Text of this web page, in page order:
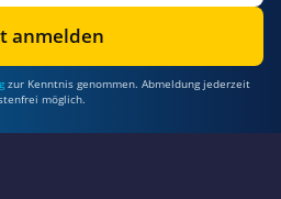
anmelden
zur Kenntnis genommen. Abmeldung jederzeit
möglich.